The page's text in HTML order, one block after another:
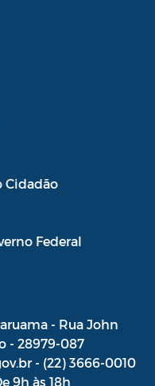
COVID-19
de Educação
para
19
Contrato
Cidadão
Federal
- Rua John
- 28979-087
- (22) 3666-0010
9h às 18h